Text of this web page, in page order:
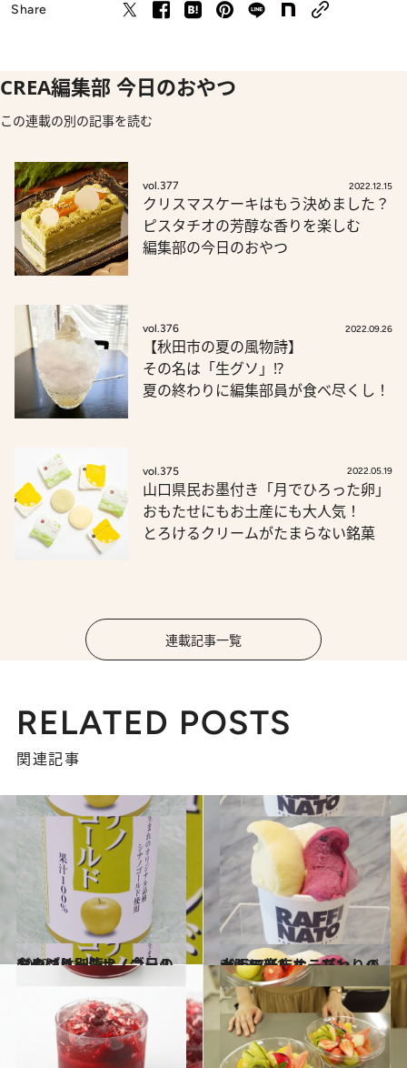
Share
CREA編集部 今日のおやつ
この連載の別の記事を読む
vol.377 2022.12.15
クリスマスケーキはもう決めました？
ピスタチオの芳醇な香りを楽しむ
編集部の今日のおやつ
vol.376 2022.09.26
【秋田市の夏の風物詩】
その名は「生グソ」!?
夏の終わりに編集部員が食べ尽くし！
vol.375 2022.05.19
山口県民お墨付き「月でひろった卵」
おもたせにもお土産にも大人気！
とろけるクリームがたまらない銘菓
連載記事一覧
RELATED POSTS
関連記事
2012.12.13
やっぱり別腹!? 今日のおやつは…シナノゴールドのジュース
グルメ 2013.7.21
大阪に新店オープン バールで楽しむこだわりのジェラート
グルメ